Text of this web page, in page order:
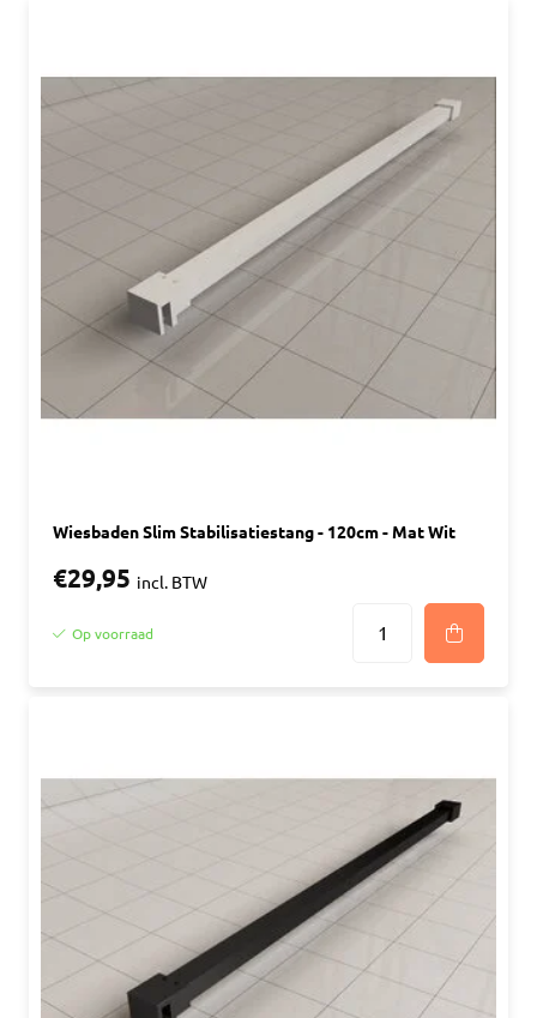
Wiesbaden Slim Stabilisatiestang - 120cm - Mat Wit
€29,95 incl. BTW
Op voorraad